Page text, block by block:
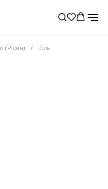
(Picea)
Ель